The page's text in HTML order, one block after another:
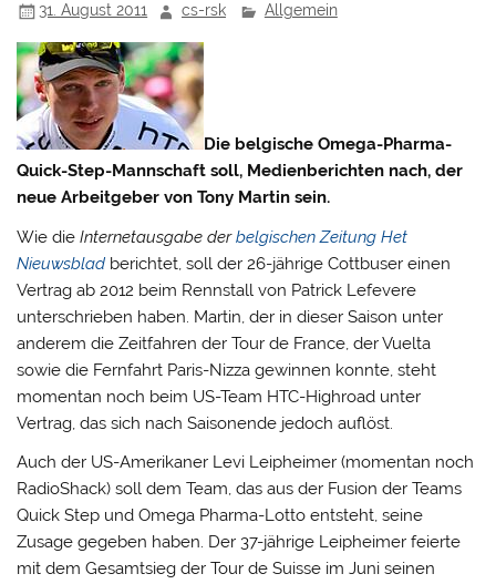
31. August 2011 cs-rsk Allgemein
Die belgische Omega-Pharma-
Quick-Step-Mannschaft soll, Medienberichten nach, der
neue Arbeitgeber von Tony Martin sein.
Wie dieInternetausgabe derbelgischen Zeitung Het
Nieuwsblad berichtet, soll der 26-jährige Cottbuser einen
Vertrag ab 2012 beim Rennstall von Patrick Lefevere
unterschrieben haben. Martin, der in dieser Saison unter
anderem die Zeitfahren der Tour de France, der Vuelta
sowie die Fernfahrt Paris-Nizza gewinnen konnte, steht
momentan noch beim US-Team HTC-Highroad unter
Vertrag, das sich nach Saisonende jedoch auflöst.
Auch der US-Amerikaner Levi Leipheimer (momentan noch
RadioShack) soll dem Team, das aus der Fusion der Teams
Quick Step und Omega Pharma-Lotto entsteht, seine
Zusage gegeben haben. Der 37-jährige Leipheimer feierte
mit dem Gesamtsieg der Tour de Suisse im Juni seinen